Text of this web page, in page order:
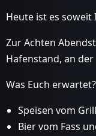
Heute ist es soweit
Zur Achten
Hafenstand, an
Was Euch erwartet?
Speisen vom
Bier vom Fass